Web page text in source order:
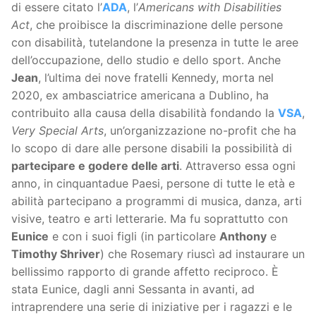
di essere citato l’ADA, l’Americans with Disabilities
Act, che proibisce la discriminazione delle persone
con disabilità, tutelandone la presenza in tutte le aree
dell’occupazione, dello studio e dello sport. Anche
Jean, l’ultima dei nove fratelli Kennedy, morta nel
2020, ex ambasciatrice americana a Dublino, ha
contribuito alla causa della disabilità fondando la VSA,
Very Special Arts, un’organizzazione no-profit che ha
lo scopo di dare alle persone disabili la possibilità di
partecipare e godere delle arti. Attraverso essa ogni
anno, in cinquantadue Paesi, persone di tutte le età e
abilità partecipano a programmi di musica, danza, arti
visive, teatro e arti letterarie. Ma fu soprattutto con
Eunice e con i suoi figli (in particolare Anthony e
Timothy Shriver) che Rosemary riuscì ad instaurare un
bellissimo rapporto di grande affetto reciproco. È
stata Eunice, dagli anni Sessanta in avanti, ad
intraprendere una serie di iniziative per i ragazzi e le